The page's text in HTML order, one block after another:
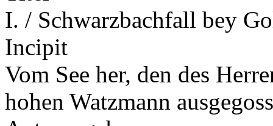
I. / Schwarzbachfall bey
Incipit
Vom See her, den des
hohen Watzmann